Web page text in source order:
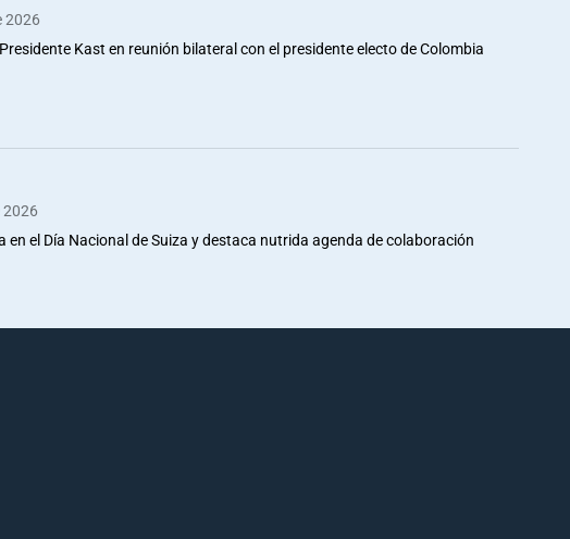
2026
Kast en reunión bilateral con el presidente electo de Colombia
en el Día Nacional de Suiza y destaca nutrida agenda de colaboración